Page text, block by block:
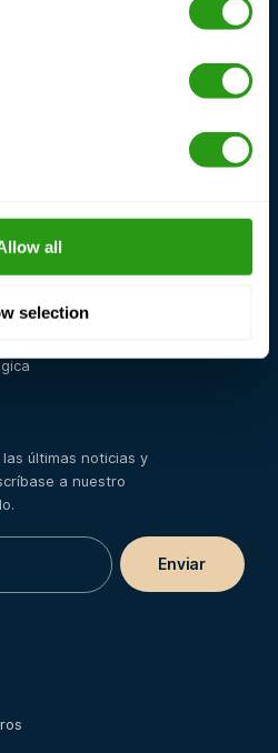
all
selection
Unidos
últimas noticias y
a nuestro